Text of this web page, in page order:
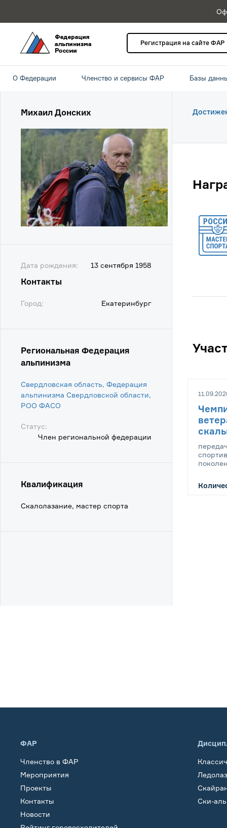
Регистрация на сайте ФАР
О Федерации Членство и сервисы ФАР Базы
Михаил Донских
Дата рождения: 13 сентября 1958
Контакты
Город: Екатеринбург
Региональная Федерация
альпинизма
Свердловская область, Федерация
альпинизма Свердловской области,
POO ФАСО
Статус:
Член региональной федерации
Квалификация
Скалолазание, мастер спорта
ФАР
Членство в ФАР
Мероприятия
Проекты
Контакты
Новости
Ски-